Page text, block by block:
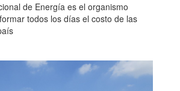
de Energía es el organismo
todos los días el costo de las